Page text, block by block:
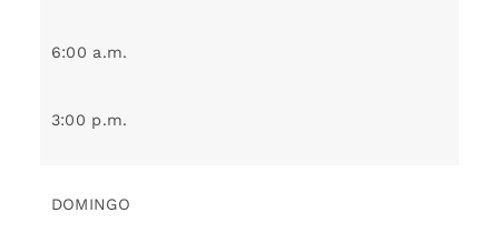
6:00 a.m.
3:00 p.m.
DOMINGO